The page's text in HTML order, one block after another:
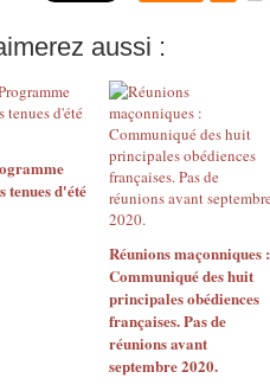
aussi :
tenues d'été
Réunions maçonniques :
Communiqué des huit
principales obédiences
françaises. Pas de
réunions avant
septembre 2020.